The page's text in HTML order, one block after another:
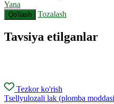
Yana
Qo'llash Tozalash
Tavsiya etilganlar
Tezkor ko'rish
Tsellyulozali lak (plomba